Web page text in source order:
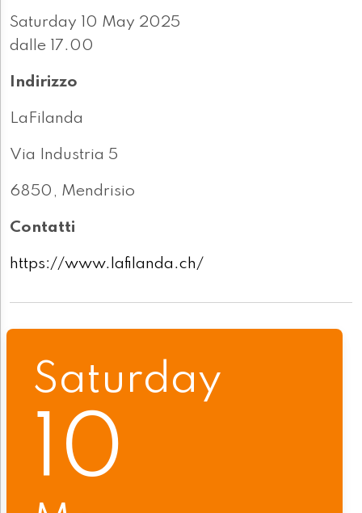
Saturday 10 May 2025
dalle 17.00
Indirizzo
LaFilanda
Via Industria 5
6850, Mendrisio
Contatti
https://www.lafilanda.ch/
Saturday
10